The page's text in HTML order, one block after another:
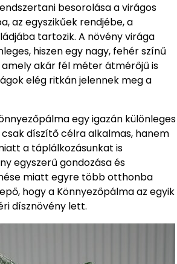
besorolása a virágos
az egyszikűek rendjébe, a
tartozik. A növény virága
hiszen egy nagy, fehér színű
akár fél méter átmérőjű is
elég ritkán jelennek meg a
egy igazán különleges
díszítő célra alkalmas, hanem
a táplálkozásunkat is
egyszerű gondozása és
miatt egyre több otthonba
hogy a Könnyezőpálma az egyik
dísznövény lett.